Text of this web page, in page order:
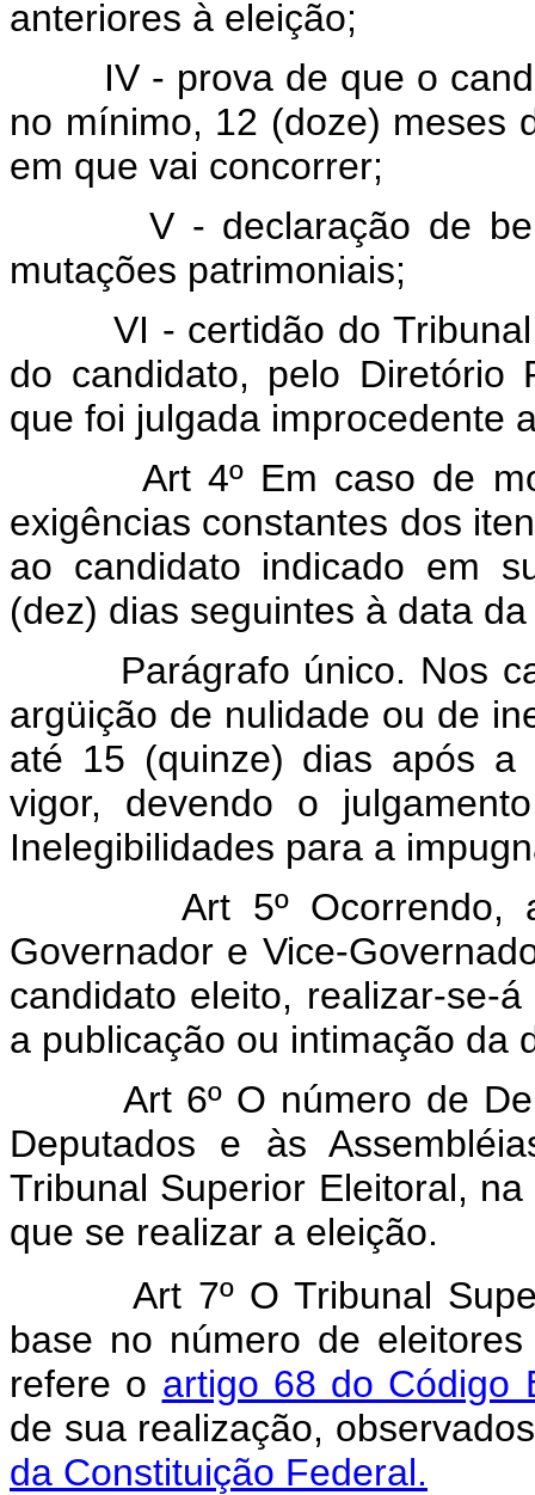
anteriores à eleição;
IV - prova de que o
no mínimo, 12 (doze) meses
em que vai concorrer;
V - declaração de
mutações patrimoniais;
VI - certidão do Tribunal
do candidato, pelo Diretório
que foi julgada improcedente
Art 4º Em caso de
exigências constantes dos
ao candidato indicado em
(dez) dias seguintes à data
Parágrafo único. Nos
argüição de nulidade ou de
até 15 (quinze) dias após a
vigor, devendo o
Inelegibilidades para a
Art 5º
Governador e Vice-
candidato eleito, realizar-se-
a publicação ou intimação da
Art 6º O número de
Deputados e às
Tribunal Superior Eleitoral,
que se realizar a eleição.
Art 7º O Tribunal
base no número de
refere o artigo 68 do Código
de sua realização,
da Constituição Federal.